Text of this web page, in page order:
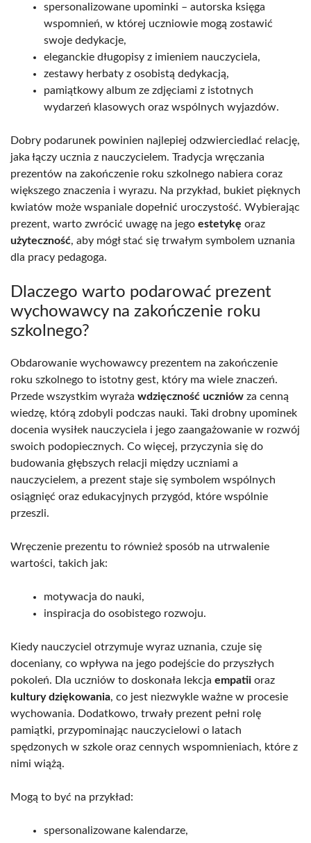
spersonalizowane upominki – autorska księga
wspomnień, w której uczniowie mogą zostawić
swoje dedykacje,
eleganckie długopisy z imieniem nauczyciela,
zestawy herbaty z osobistą dedykacją,
pamiątkowy album ze zdjęciami z istotnych
wydarzeń klasowych oraz wspólnych wyjazdów.
Dobry podarunek powinien najlepiej odzwierciedlać relację,
jaka łączy ucznia z nauczycielem. Tradycja wręczania
prezentów na zakończenie roku szkolnego nabiera coraz
większego znaczenia i wyrazu. Na przykład, bukiet pięknych
kwiatów może wspaniale dopełnić uroczystość. Wybierając
prezent, warto zwrócić uwagę na jego estetykę oraz
użyteczność, aby mógł stać się trwałym symbolem uznania
dla pracy pedagoga.
Dlaczego warto podarować prezent
wychowawcy na zakończenie roku
szkolnego?
Obdarowanie wychowawcy prezentem na zakończenie
roku szkolnego to istotny gest, który ma wiele znaczeń.
Przede wszystkim wyraża wdzięczność uczniów za cenną
wiedzę, którą zdobyli podczas nauki. Taki drobny upominek
docenia wysiłek nauczyciela i jego zaangażowanie w rozwój
swoich podopiecznych. Co więcej, przyczynia się do
budowania głębszych relacji między uczniami a
nauczycielem, a prezent staje się symbolem wspólnych
osiągnięć oraz edukacyjnych przygód, które wspólnie
przeszli.
Wręczenie prezentu to również sposób na utrwalenie
wartości, takich jak:
motywacja do nauki,
inspiracja do osobistego rozwoju.
Kiedy nauczyciel otrzymuje wyraz uznania, czuje się
doceniany, co wpływa na jego podejście do przyszłych
pokoleń. Dla uczniów to doskonała lekcja empatii oraz
kultury dziękowania, co jest niezwykle ważne w procesie
wychowania. Dodatkowo, trwały prezent pełni rolę
pamiątki, przypominając nauczycielowi o latach
spędzonych w szkole oraz cennych wspomnieniach, które z
nimi wiążą.
Mogą to być na przykład:
spersonalizowane kalendarze,